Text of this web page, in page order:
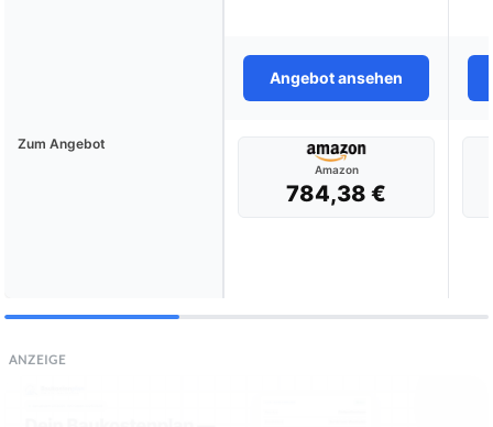
Angebot ansehen
Zum Angebot
Amazon
784,38 €
ANZEIGE